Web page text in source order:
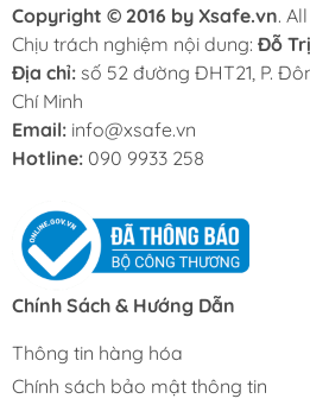
Copyright © 2016 by Xsafe.vn.
Chịu trách nghiệm nội dung: Đỗ
Địa chỉ: số 52 đường ĐHT21, P.
Chí Minh
Email: info@xsafe.vn
Hotline: 090 9933 258
Chính Sách & Hướng Dẫn
Thông tin hàng hóa
Chính sách bảo mật thông tin